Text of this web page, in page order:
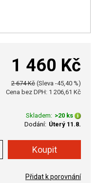
1 460 Kč
2 674 Kč (Sleva -45,40 %)
Cena bez DPH: 1 206,61 Kč
Skladem: >20 ks
Dodání: Úterý 11.8.
Přidat k porovnání